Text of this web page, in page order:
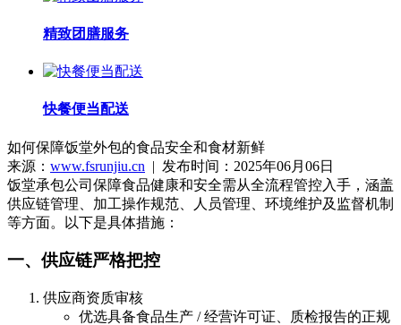
精致团膳服务
快餐便当配送
如何保障饭堂外包的食品安全和食材新鲜
来源： www.fsrunjiu.cn | 发布时间：2025年06月06日
饭堂承包公司保障食品健康和安全需从全流程管控入手，涵盖
供应链管理、加工操作规范、人员管理、环境维护及监督机制
等方面。以下是具体措施：
一、供应链严格把控
供应商资质审核
优选具备食品生产 / 经营许可证、质检报告的正规